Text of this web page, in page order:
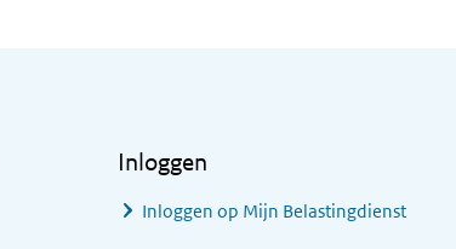
Inloggen
Inloggen op Mijn Belastingdienst